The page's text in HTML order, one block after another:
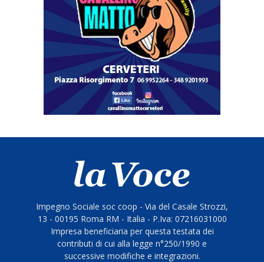
Impegno Sociale soc coop - Via del Casale Strozzi,
13 - 00195 Roma RM - Italia - P.Iva: 07216031000
Impresa beneficiaria per questa testata dei
contributi di cui alla legge n°250/1990 e
successive modifiche e integrazioni.